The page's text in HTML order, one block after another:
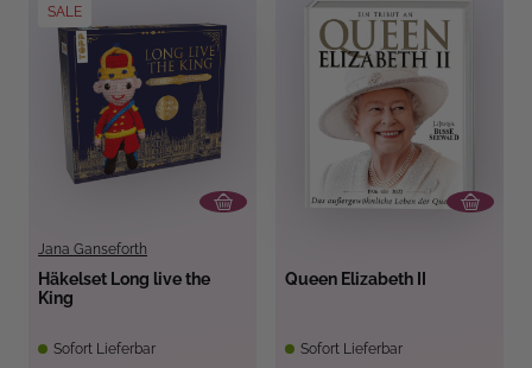
SALE
Jana Ganseforth
Häkelset Long live the
King
Sofort Lieferbar
Queen Elizabeth II
Sofort Lieferbar